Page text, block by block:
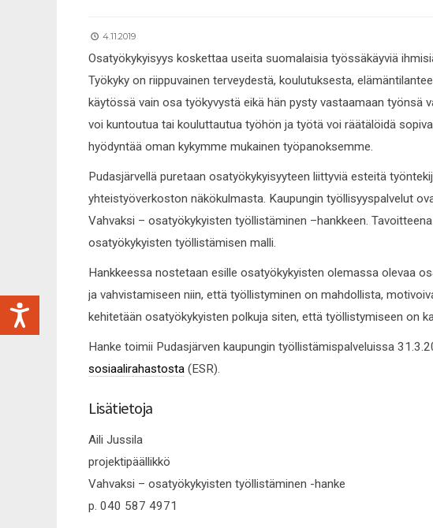
4.11.2019
Osatyökykyisyys koskettaa useita suomalaisia työssäkäyviä
Työkyky on riippuvainen terveydestä, koulutuksesta,
käytössä vain osa työkyvystä eikä hän pysty vastaamaan työnsä
voi kuntoutua tai kouluttautua työhön ja työtä voi räätälöidä
hyödyntää oman kykymme mukainen työpanoksemme.
Pudasjärvellä puretaan osatyökykyisyyteen liittyviä esteitä
yhteistyöverkoston näkökulmasta. Kaupungin työllisyyspalvelut
Vahvaksi – osatyökykyisten työllistäminen –hankkeen.
osatyökykyisten työllistämisen malli.
Hankkeessa nostetaan esille osatyökykyisten olemassa olevaa
ja vahvistamiseen niin, että työllistyminen on mahdollista,
kehitetään osatyökykyisten polkuja siten, että työllistymiseen on
Hanke toimii Pudasjärven kaupungin työllistämispalveluissa
sosiaalirahastosta (ESR).
Lisätietoja
Aili Jussila
projektipäällikkö
Vahvaksi – osatyökykyisten työllistäminen -hanke
p. 040 587 4971